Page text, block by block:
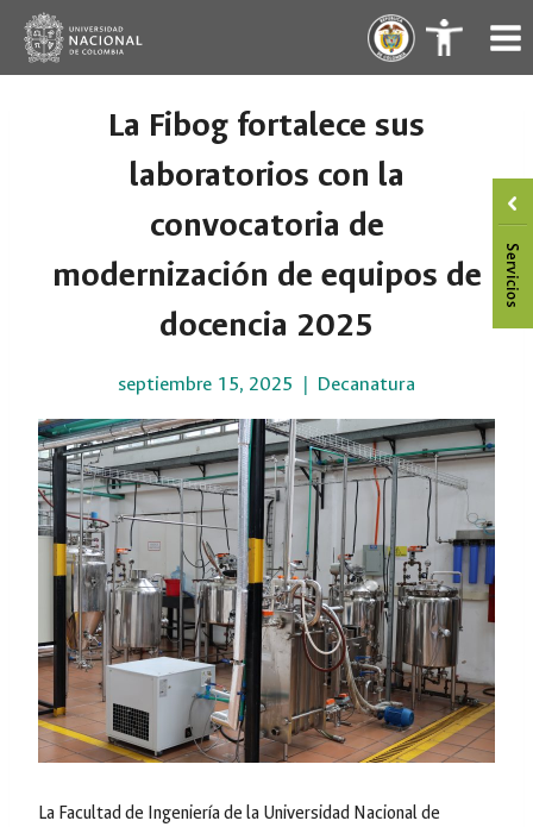
Saltar
contenido
. .
La Fibog fortalece sus
laboratorios con la
convocatoria de
modernización de equipos de
docencia 2025
septiembre 15, 2025 Decanatura
La Facultad de Ingeniería de la Universidad Nacional de